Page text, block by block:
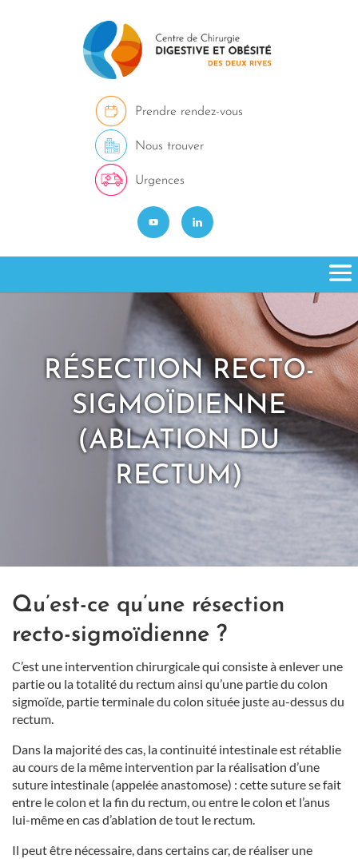
Prendre rendez-vous
Nous trouver
Urgences
RÉSECTION RECTO-
SIGMOÏDIENNE
(ABLATION DU
RECTUM)
Qu’est-ce qu’une résection
recto-sigmoïdienne ?
C’est une intervention chirurgicale qui consiste à enlever une
partie ou la totalité du rectum ainsi qu’une partie du colon
sigmoïde, partie terminale du colon située juste au-dessus du
rectum.
Dans la majorité des cas, la continuité intestinale est rétablie
au cours de la même intervention par la réalisation d’une
suture intestinale (appelée anastomose) : cette suture se fait
entre le colon et la fin du rectum, ou entre le colon et l’anus
lui-même en cas d’ablation de tout le rectum.
Il peut être nécessaire, dans certains car, de réaliser une